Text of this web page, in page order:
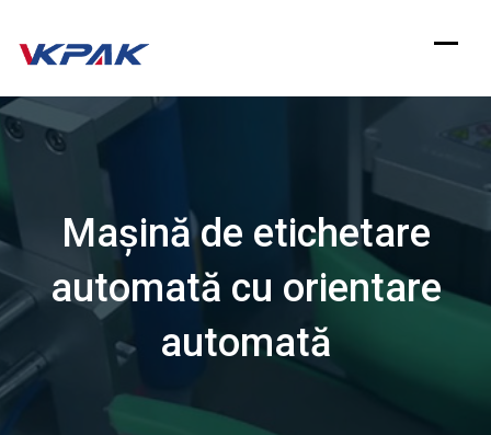
Sari
la
conținut
Mașină de etichetare
automată cu orientare
automată